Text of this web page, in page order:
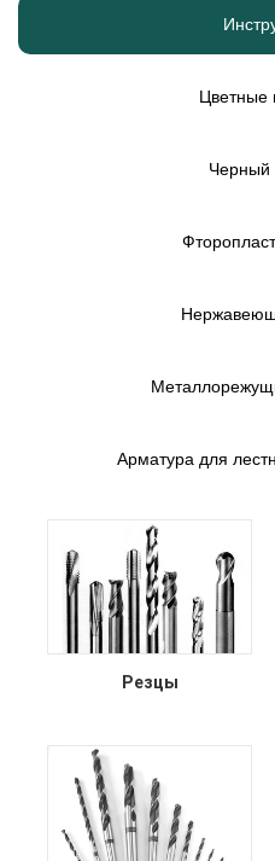
Цветные
Черный
Арматура для
Резцы